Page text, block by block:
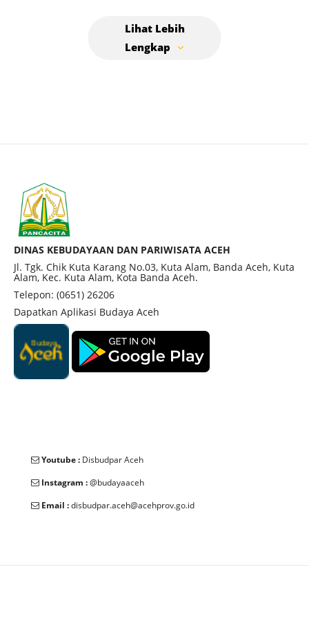
DINAS KEBUDAYAAN DAN PARIWISATA ACEH
Jl. Tgk. Chik Kuta Karang No.03, Kuta Alam, Banda Aceh, Kuta
Alam, Kec. Kuta Alam, Kota Banda Aceh.
Telepon: (0651) 26206
Dapatkan Aplikasi Budaya Aceh
Youtube : Disbudpar Aceh
Instagram :@budayaaceh
Email :disbudpar.aceh@acehprov.go.id